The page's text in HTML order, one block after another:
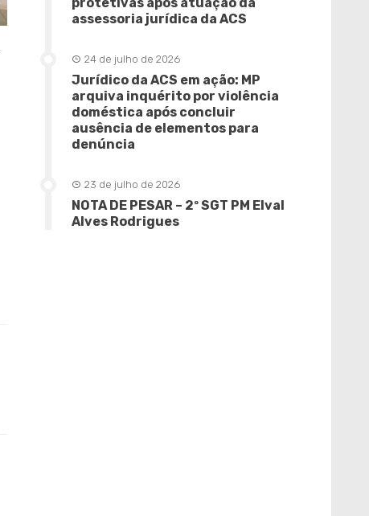
assessoria jurídica da ACS
24 de julho de 2026
Jurídico da ACS em ação: MP
arquiva inquérito por violência
doméstica após concluir
ausência de elementos para
denúncia
23 de julho de 2026
NOTA DE PESAR – 2º SGT PM Elval
Alves Rodrigues